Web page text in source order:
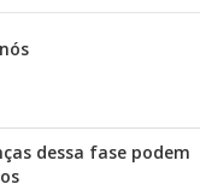
dessa fase podem